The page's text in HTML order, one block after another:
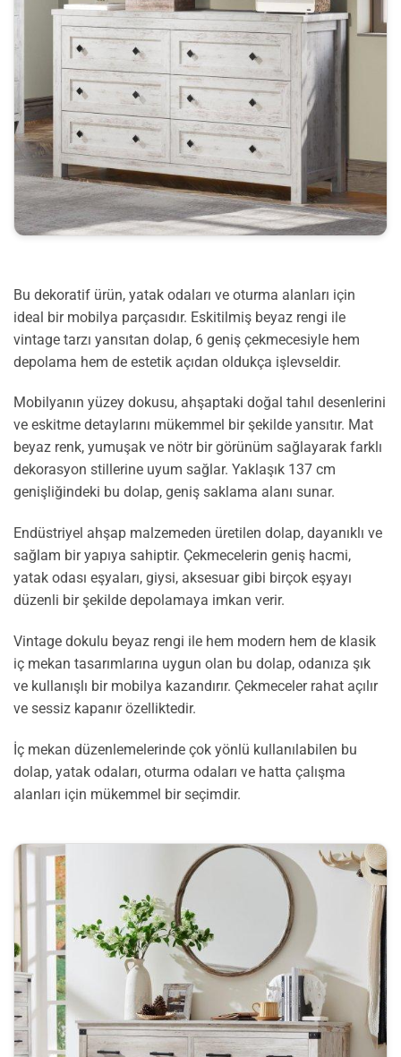
Bu dekoratif ürün, yatak odaları ve oturma alanları için
ideal bir mobilya parçasıdır. Eskitilmiş beyaz rengi ile
vintage tarzı yansıtan dolap, 6 geniş çekmecesiyle hem
depolama hem de estetik açıdan oldukça işlevseldir.
Mobilyanın yüzey dokusu, ahşaptaki doğal tahıl desenlerini
ve eskitme detaylarını mükemmel bir şekilde yansıtır. Mat
beyaz renk, yumuşak ve nötr bir görünüm sağlayarak farklı
dekorasyon stillerine uyum sağlar. Yaklaşık 137 cm
genişliğindeki bu dolap, geniş saklama alanı sunar.
Endüstriyel ahşap malzemeden üretilen dolap, dayanıklı ve
sağlam bir yapıya sahiptir. Çekmecelerin geniş hacmi,
yatak odası eşyaları, giysi, aksesuar gibi birçok eşyayı
düzenli bir şekilde depolamaya imkan verir.
Vintage dokulu beyaz rengi ile hem modern hem de klasik
iç mekan tasarımlarına uygun olan bu dolap, odanıza şık
ve kullanışlı bir mobilya kazandırır. Çekmeceler rahat açılır
ve sessiz kapanır özelliktedir.
İç mekan düzenlemelerinde çok yönlü kullanılabilen bu
dolap, yatak odaları, oturma odaları ve hatta çalışma
alanları için mükemmel bir seçimdir.